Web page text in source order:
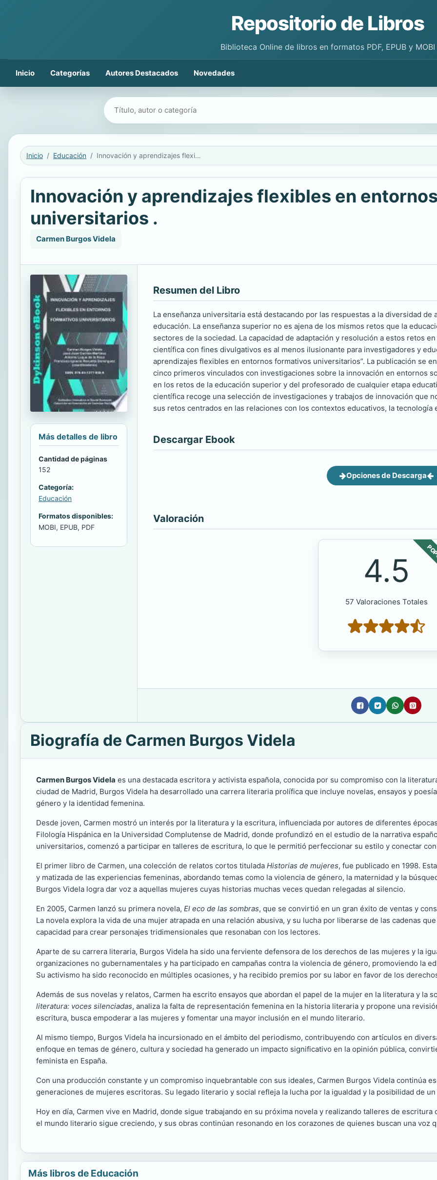
Repositorio de Libros
Biblioteca Online de libros en formatos PDF, EPUB y MOBI
Inicio Categorías Autores Destacados Novedades
Buscar libros
Inicio Educación Innovación y aprendizajes flexibles en entornos formativos universitarios .
Innovación y aprendizajes flexibles en
universitarios .
Carmen Burgos Videla
Más detalles de libro
Cantidad de páginas
152
Categoría:
Educación
Formatos disponibles:
MOBI, EPUB, PDF
Resumen del Libro
La enseñanza universitaria está destacando por las respuestas a la diversidad
educación. La enseñanza superior no es ajena de los mismos retos que la
sectores de la sociedad. La capacidad de adaptación y resolución a estos retos
científica con fines divulgativos es al menos ilusionante para investigadores y
aprendizajes flexibles en entornos formativos universitarios”. La publicación se
cinco primeros vinculados con investigaciones sobre la innovación en entornos
en los retos de la educación superior y del profesorado de cualquier etapa
científica recoge una selección de investigaciones y trabajos de innovación que
sus retos centrados en las relaciones con los contextos educativos, la
Descargar Ebook
Opciones de Descarga
Valoración
4.5
57 Valoraciones Totales
Biografía de Carmen Burgos Videla
Carmen Burgos Videla es una destacada escritora y activista española, conocida por su compromiso con la
ciudad de Madrid, Burgos Videla ha desarrollado una carrera literaria prolífica que incluye novelas, ensayos y
género y la identidad femenina.
Desde joven, Carmen mostró un interés por la literatura y la escritura, influenciada por autores de diferentes
Filología Hispánica en la Universidad Complutense de Madrid, donde profundizó en el estudio de la narrativa
universitarios, comenzó a participar en talleres de escritura, lo que le permitió perfeccionar su estilo y conectar
El primer libro de Carmen, una colección de relatos cortos titulada Historias de mujeres, fue publicado en 1998.
y matizada de las experiencias femeninas, abordando temas como la violencia de género, la maternidad y la
Burgos Videla logra dar voz a aquellas mujeres cuyas historias muchas veces quedan relegadas al silencio.
En 2005, Carmen lanzó su primera novela, El eco de las sombras, que se convirtió en un gran éxito de ventas y
La novela explora la vida de una mujer atrapada en una relación abusiva, y su lucha por liberarse de las cadenas
capacidad para crear personajes tridimensionales que resonaban con los lectores.
Aparte de su carrera literaria, Burgos Videla ha sido una ferviente defensora de los derechos de las mujeres y la
organizaciones no gubernamentales y ha participado en campañas contra la violencia de género, promoviendo la
Su activismo ha sido reconocido en múltiples ocasiones, y ha recibido premios por su labor en favor de los
Además de sus novelas y relatos, Carmen ha escrito ensayos que abordan el papel de la mujer en la literatura y la
literatura: voces silenciadas, analiza la falta de representación femenina en la historia literaria y propone una
escritura, busca empoderar a las mujeres y fomentar una mayor inclusión en el mundo literario.
Al mismo tiempo, Burgos Videla ha incursionado en el ámbito del periodismo, contribuyendo con artículos en
enfoque en temas de género, cultura y sociedad ha generado un impacto significativo en la opinión pública,
feminista en España.
Con una producción constante y un compromiso inquebrantable con sus ideales, Carmen Burgos Videla continúa
generaciones de mujeres escritoras. Su legado literario y social refleja la lucha por la igualdad y la posibilidad de
Hoy en día, Carmen vive en Madrid, donde sigue trabajando en su próxima novela y realizando talleres de
el mundo literario sigue creciendo, y sus obras continúan resonando en los corazones de quienes buscan una voz
Más libros de Educación